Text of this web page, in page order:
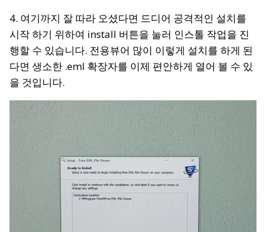
4. 여기까지 잘 따라 오셨다면 드디어 공격적인 설치를
시작 하기 위하여 install 버튼을 눌러 인스톨 작업을 진
행할 수 있습니다. 전용뷰어 많이 이렇게 설치를 하게 된
다면 생소한 .eml 확장자를 이제 편안하게 열어 볼 수 있
을 것입니다.